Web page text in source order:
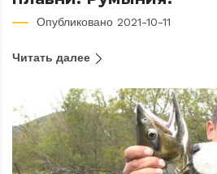
Опубликовано 2021-10-11
Читать далее